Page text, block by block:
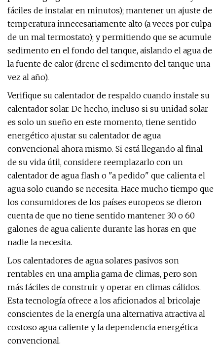
fáciles de instalar en minutos); mantener un ajuste de
temperatura innecesariamente alto (a veces por culpa
de un mal termostato); y permitiendo que se acumule
sedimento en el fondo del tanque, aislando el agua de
la fuente de calor (drene el sedimento del tanque una
vez al año).
Verifique su calentador de respaldo cuando instale su
calentador solar. De hecho, incluso si su unidad solar
es solo un sueño en este momento, tiene sentido
energético ajustar su calentador de agua
convencional ahora mismo. Si está llegando al final
de su vida útil, considere reemplazarlo con un
calentador de agua flash o "a pedido" que calienta el
agua solo cuando se necesita. Hace mucho tiempo que
los consumidores de los países europeos se dieron
cuenta de que no tiene sentido mantener 30 o 60
galones de agua caliente durante las horas en que
nadie la necesita.
Los calentadores de agua solares pasivos son
rentables en una amplia gama de climas, pero son
más fáciles de construir y operar en climas cálidos.
Esta tecnología ofrece a los aficionados al bricolaje
conscientes de la energía una alternativa atractiva al
costoso agua caliente y la dependencia energética
convencional.